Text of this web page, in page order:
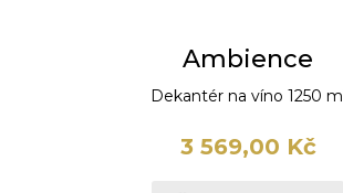
Ambience
Dekantér na víno 1250 ml
3 569,00 Kč